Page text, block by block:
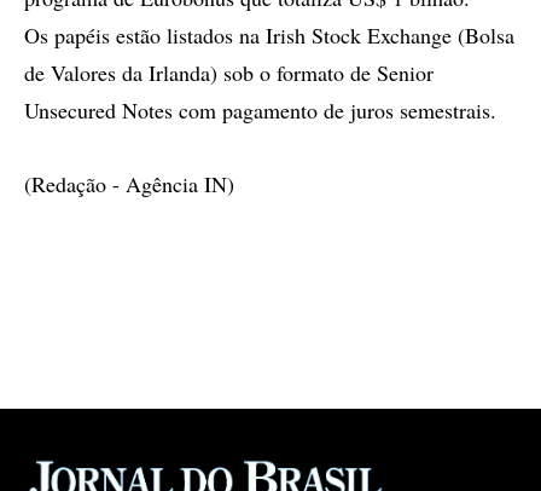
Os papéis estão listados na Irish Stock Exchange (Bolsa
de Valores da Irlanda) sob o formato de Senior
Unsecured Notes com pagamento de juros semestrais.
(Redação - Agência IN)